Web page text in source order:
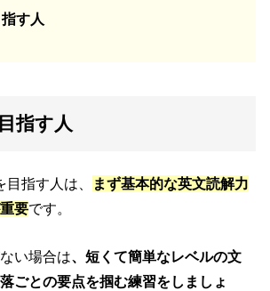
す人
指す人
指す人は、
まず基本的な英文読解力
要です。
い場合は、短くて簡単なレベルの文
ごとの要点を掴む練習をしましょ